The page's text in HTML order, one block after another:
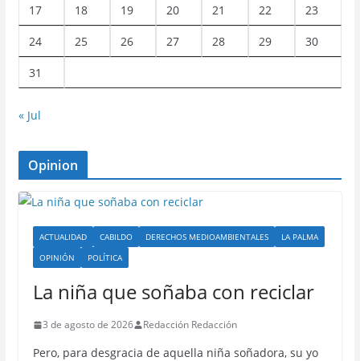
17 18 19 20 21 22 23
24 25 26 27 28 29 30
31
« Jul
Opinion
ACTUALIDAD CABILDO DERECHOS MEDIOAMBIENTALES
LA PALMA
OPINIÓN
POLÍTICA
La niña que soñaba con reciclar
3 de agosto de 2026 Redacción Redacción
Pero, para desgracia de aquella niña soñadora, su yo